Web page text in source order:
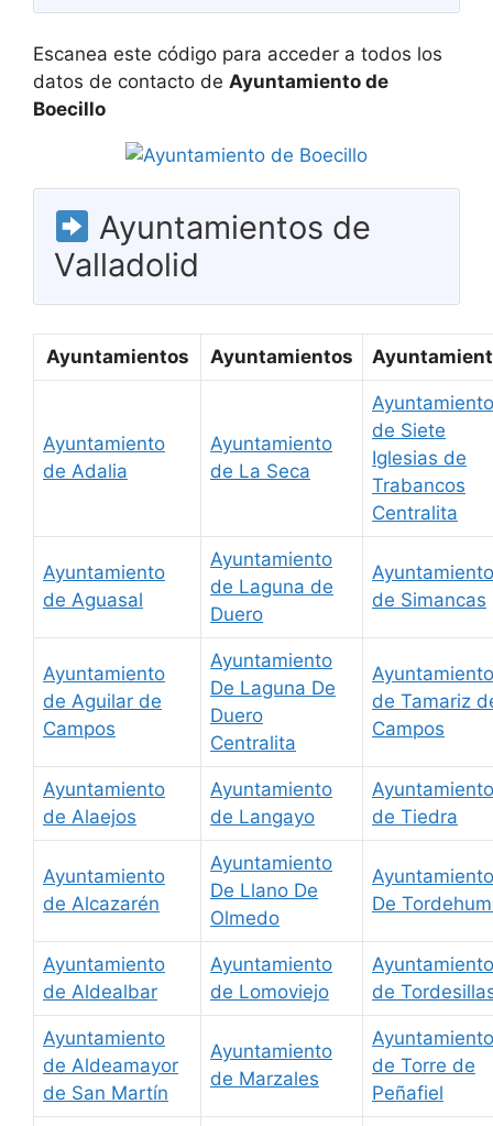
Escanea este código para acceder a todos los
datos de contacto de Ayuntamiento de
Boecillo
Ayuntamientos de
Valladolid
Ayuntamientos Ayuntamientos
Ayuntamiento
de Adalia
Ayuntamiento
de La Seca
Ayuntamiento
de Siete
Iglesias de
Trabancos
Centralita
Ayuntamiento
de Aguasal
Ayuntamiento
de Laguna de
Duero
Ayuntamiento
de Simancas
Ayuntamiento
de Aguilar de
Campos
Ayuntamiento
De Laguna De
Duero
Centralita
Ayuntamiento
de Tamariz
Campos
Ayuntamiento
de Alaejos
Ayuntamiento
de Langayo
Ayuntamiento
de Tiedra
Ayuntamiento
de Alcazarén
Ayuntamiento
De Llano De
Olmedo
Ayuntamiento
De
Ayuntamiento
de Aldealbar
Ayuntamiento
de Lomoviejo
Ayuntamiento
de
Ayuntamiento
de Aldeamayor
de San Martín
Ayuntamiento
de Marzales
Ayuntamiento
de Torre de
Peñafiel